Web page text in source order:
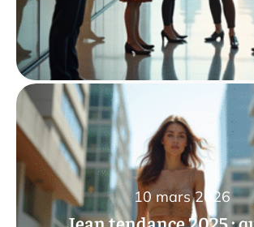
Jean tendance 2025 :
10 mars 2026